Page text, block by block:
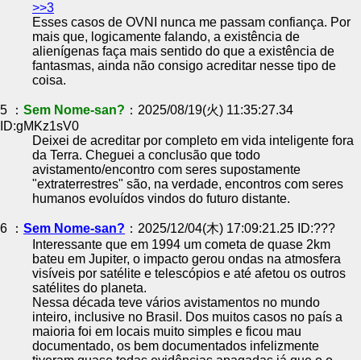
>>3
Esses casos de OVNI nunca me passam confiança. Por
mais que, logicamente falando, a existência de
alienígenas faça mais sentido do que a existência de
fantasmas, ainda não consigo acreditar nesse tipo de
coisa.
5 ： Sem Nome-san? ：2025/08/19(火) 11:35:27.34
ID:gMKz1sV0
Deixei de acreditar por completo em vida inteligente fora
da Terra. Cheguei a conclusão que todo
avistamento/encontro com seres supostamente
"extraterrestres" são, na verdade, encontros com seres
humanos evoluídos vindos do futuro distante.
6 ： Sem Nome-san? ：2025/12/04(木) 17:09:21.25 ID:???
Interessante que em 1994 um cometa de quase 2km
bateu em Jupiter, o impacto gerou ondas na atmosfera
visíveis por satélite e telescópios e até afetou os outros
satélites do planeta.
Nessa década teve vários avistamentos no mundo
inteiro, inclusive no Brasil. Dos muitos casos no país a
maioria foi em locais muito simples e ficou mau
documentado, os bem documentados infelizmente